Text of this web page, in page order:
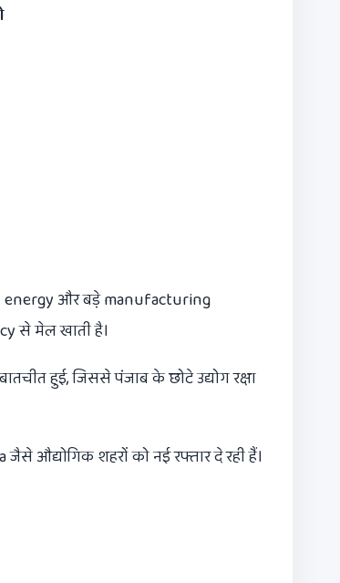
energy और बड़े manufacturing
से मेल खाती है।
हुई, जिससे पंजाब के छोटे उद्योग रक्षा
औद्योगिक शहरों को नई रफ्तार दे रही हैं।